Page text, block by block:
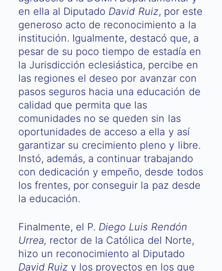
en ella al Diputado David Ruiz, por este
generoso acto de reconocimiento a la
institución. Igualmente, destacó que, a
pesar de su poco tiempo de estadía en
la Jurisdicción eclesiástica, percibe en
las regiones el deseo por avanzar con
pasos seguros hacia una educación de
calidad que permita que las
comunidades no se queden sin las
oportunidades de acceso a ella y así
garantizar su crecimiento pleno y libre.
Instó, además, a continuar trabajando
con dedicación y empeño, desde todos
los frentes, por conseguir la paz desde
la educación.
Finalmente, el P. Diego Luis Rendón
Urrea, rector de la Católica del Norte,
hizo un reconocimiento al Diputado
David Ruiz y los proyectos en los que